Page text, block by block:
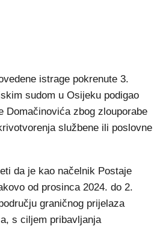
istrage pokrenute 3.
sudom u Osijeku podigao
Domačinovića zbog zlouporabe
službene ili poslovne
da je kao načelnik Postaje
od prosinca 2024. do 2.
graničnog prijelaza
s ciljem pribavljanja